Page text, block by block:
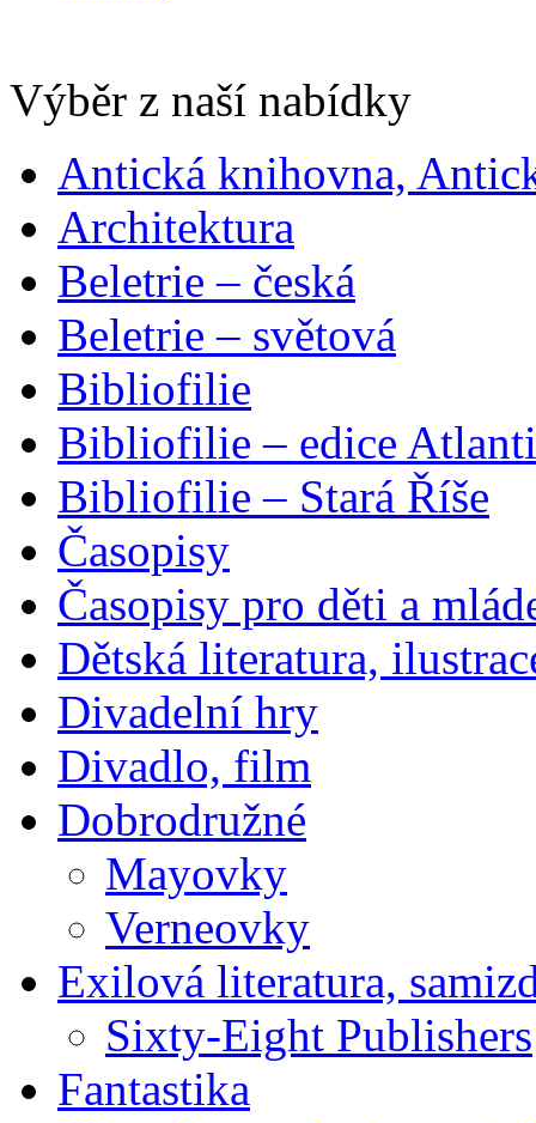
Výběr z naší nabídky
Antická knihovna,
Architektura
Beletrie – česká
Beletrie – světová
Bibliofilie
Bibliofilie – edice
Bibliofilie – Stará Říše
Časopisy
Časopisy pro děti a
Dětská literatura,
Divadelní hry
Divadlo, film
Dobrodružné
Mayovky
Verneovky
Exilová literatura,
Sixty-Eight Publishers
Fantastika